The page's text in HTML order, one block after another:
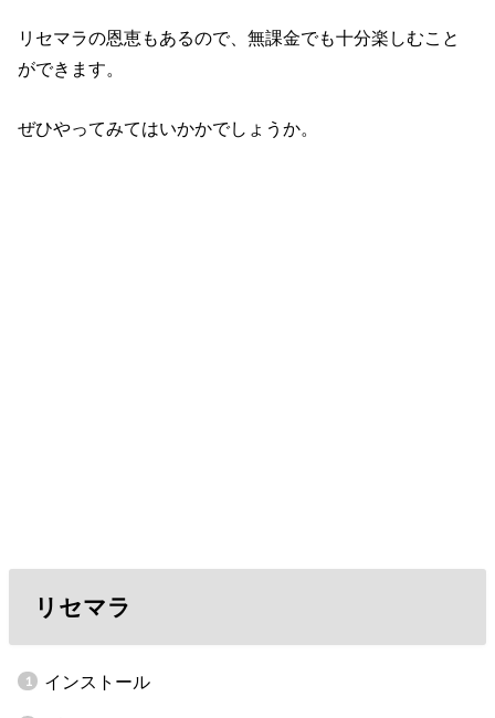
リセマラの恩恵もあるので、無課金でも十分楽しむこと
ができます。
ぜひやってみてはいかかでしょうか。
リセマラ
インストール